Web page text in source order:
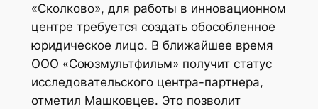
«Сколково», для работы в инновационном
центре требуется создать обособленное
юридическое лицо. В ближайшее время
ООО «Союзмультфильм» получит статус
исследовательского центра-партнера,
отметил Машковцев. Это позволит